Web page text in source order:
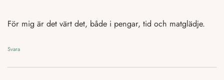
För mig är det värt det, både i pengar, tid och matglädje.
Svara